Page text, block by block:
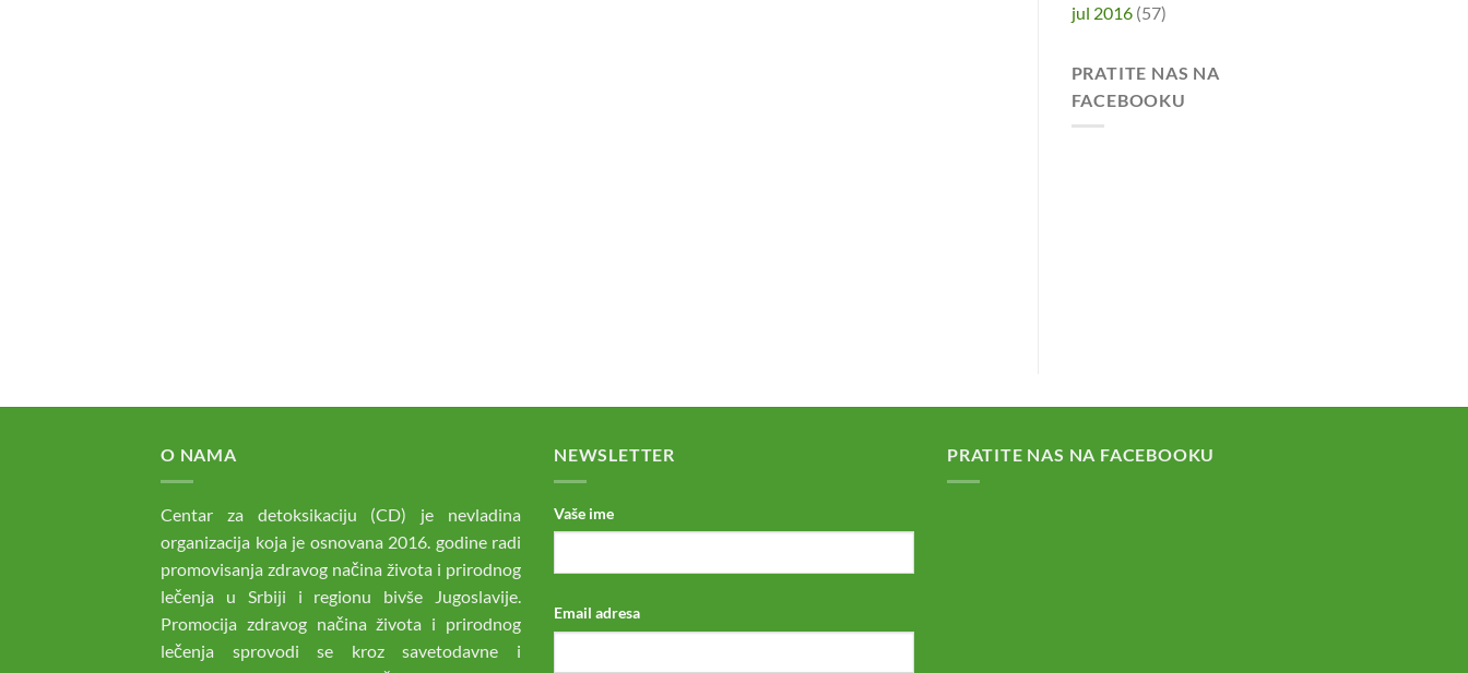
jul 2016(57)
PRATITE NAS NA
FACEBOOKU
O NAMA
Centar za detoksikaciju (CD) je nevladina
organizacija koja je osnovana 2016. godine radi
promovisanja zdravog načina života i prirodnog
lečenja u Srbiji i regionu bivše Jugoslavije.
Promocija zdravog načina života i prirodnog
lečenja sprovodi se kroz savetodavne i
NEWSLETTER
Vaše ime
Email adresa
PRATITE NAS NA FACEBOOKU